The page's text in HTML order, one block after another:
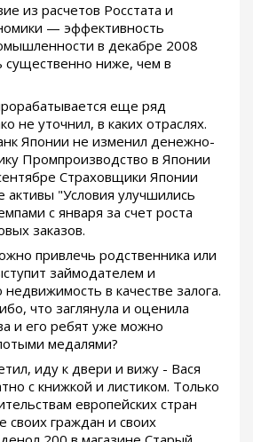
из расчетов Росстата и
— эффективность
в декабре 2008
существенно ниже, чем в
еще ряд
не уточнил, в каких отраслях.
Японии не изменил денежно-
Промпроизводство в Японии
Страховщики Японии
активы "Условия улучшились
с января за счет роста
заказов.
привлечь родственника или
займодателем и
в качестве залога.
что заглянула и оценила
и его ребят уже можно
медалями?
иду к двери и вижу - Вася
с книжкой и листиком. Только
европейских стран
своих граждан и своих